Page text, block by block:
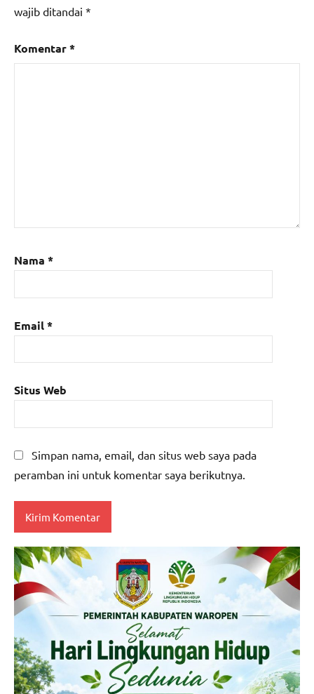
wajib ditandai *
Komentar*
Nama *
Email*
Situs Web
Simpan nama, email, dan situs web saya pada
peramban ini untuk komentar saya berikutnya.